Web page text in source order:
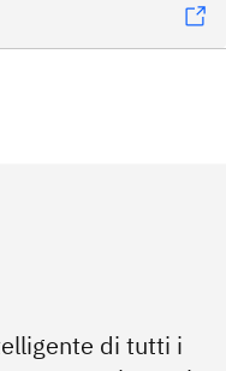
di tutti i